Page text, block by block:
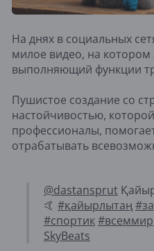
На днях в социальных
милое видео, на котором
выполняющий функции
Пушистое создание со
настойчивостью,
профессионалы,
отрабатывать
@dastansprut
🤙 #қайырлытаң
#спортик#всеммир
SkyBeats